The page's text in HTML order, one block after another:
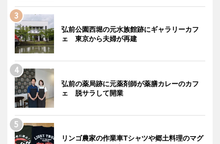
弘前公園西堀の元水族館跡にギャラリーカフ
ェ 東京から夫婦が再建
弘前の薬局跡に元薬剤師が薬膳カレーのカフ
ェ 脱サラして開業
リンゴ農家の作業車Tシャツや郷土料理のマグ